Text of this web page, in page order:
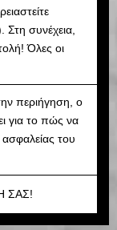
Στη συνέχεια,
Όλες οι
περιήγηση, ο
για το πώς να
ασφαλείας του
ΣΑΣ!